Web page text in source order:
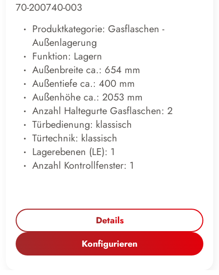
70-200740-003
Produktkategorie: Gasflaschen -
Außenlagerung
Funktion: Lagern
Außenbreite ca.: 654 mm
Außentiefe ca.: 400 mm
Außenhöhe ca.: 2053 mm
Anzahl Haltegurte Gasflaschen: 2
Türbedienung: klassisch
Türtechnik: klassisch
Lagerebenen (LE): 1
Anzahl Kontrollfenster: 1
Details
Konfigurieren